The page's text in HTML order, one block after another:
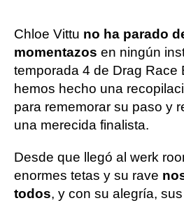
Chloe Vittu no ha parado
momentazos en ningún
temporada 4 de Drag Race
hemos hecho una
para rememorar su paso y
una merecida finalista.
Desde que llegó al werk
enormes tetas y su rave
todos, y con su alegría,